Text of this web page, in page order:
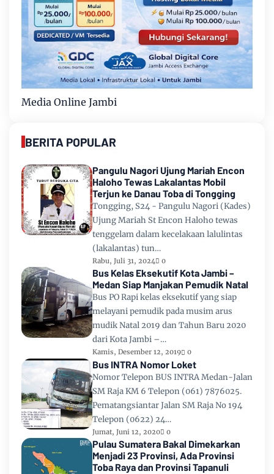
Media Online Jambi
BERITA POPULAR
Pangulu Nagori Ujung Mariah Encon
Haloho Tewas Lakalantas Mobil
Terjun ke Danau Toba di Tongging
Tongging, S24 - Pangulu Nagori (Kades)
Ujung Mariah St Encon Haloho tewas
tenggelam dalam kecelakaan lalulintas
(lakalantas) tun…
Rabu, Juli 31, 2024 0
Bus Kelas Eksekutif Kota Jambi –
Medan Siap Manjakan Pemudik Natal
Bus PO Rapi kelas eksekutif yang siap
melayani pemudik pada musim arus
mudik Natal 2019 dan Tahun Baru 2020
dari Kota Jambi –…
Kamis, Desember 12, 2019 0
Bus INTRA Nomor Loket
Nomor Telepon BUS INTRA Medan-Jalan
SM Raja KM 6 Telepon (061) 7876025.
Pematangsiantar Jalan SM Raja No 194
Telepon (0622) 24…
Jumat, Juni 12, 2020 0
Pulau Sumatera Bakal Dimekarkan
Menjadi 23 Provinsi, Ada Provinsi
Toba Raya dan Provinsi Tapanuli